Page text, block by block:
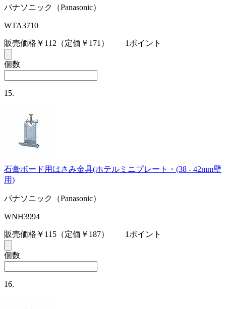
パナソニック（Panasonic）
WTA3710
販売価格￥112 （定価￥171） 1ポイント
個数
15.
石膏ボード用はさみ金具(ホテルミニプレート・(38 - 42mm壁
用)
パナソニック（Panasonic）
WNH3994
販売価格￥115 （定価￥187） 1ポイント
個数
16.